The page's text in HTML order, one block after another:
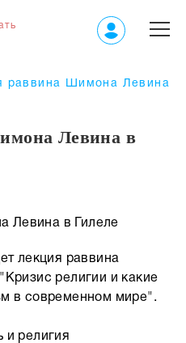
раввина Шимона Левина
Левина в
лекция раввина
религии и какие
в современном мире".
и религия